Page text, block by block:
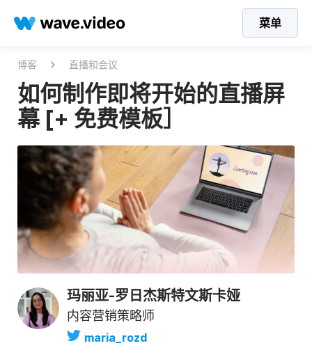
菜单
博客 直播和会议
如何制作即将开始的直播屏
幕 [+ 免费模板］
玛丽亚-罗日杰斯特文斯卡娅
内容营销策略师
maria_rozd